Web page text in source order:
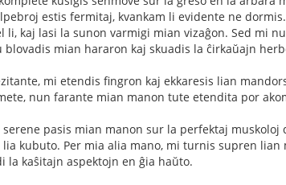
estis fermitaj, kvankam li evidente ne
li, kaj lasi la sunon varmigi mian vizaĝon. Sed mi
blovadis mian hararon kaj skuadis la ĉirkaŭajn
mi etendis fingron kaj ekkaresis lian
nun farante mian manon tute etendita por
serene pasis mian manon sur la perfektaj
lia kubuto. Per mia alia mano, mi turnis supren
la kaŝitajn aspektojn en ĝia haŭto.